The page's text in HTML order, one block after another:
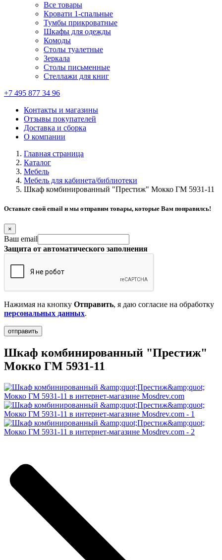
Все товары
Кровати 1-спальные
Тумбы прикроватные
Шкафы для одежды
Комоды
Столы туалетные
Зеркала
Столы письменные
Стеллажи для книг
+7 495 877 34 96
Контакты и магазины
Отзывы покупателей
Доставка и сборка
О компании
Главная страница
Каталог
Мебель
Мебель для кабинета/библиотеки
Шкаф комбинированный "Престиж" Мокко ГМ 5931-11
Оставьте свой email и мы отправим товары, которые Вам понравилсь!
×
Ваш email
Защита от автоматического заполнения
Нажимая на кнопку Отправить, я даю согласие на обработку
персональных данных.
Шкаф комбинированный "Престиж"
Мокко ГМ 5931-11